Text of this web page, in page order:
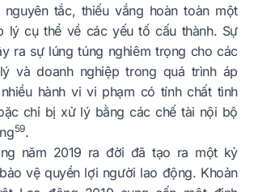
tắc, thiếu vắng hoàn toàn một
lý cụ thể về các yếu tố cấu thành. Sự
ra sự lúng túng nghiêm trọng cho các
và doanh nghiệp trong quá trình áp
hành vi vi phạm có tính chất tình
chỉ bị xử lý bằng các chế tài nội bộ
59.
năm 2019 ra đời đã tạo ra một kỷ
vệ quyền lợi người lao động. Khoản